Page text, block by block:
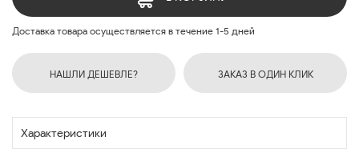
Доставка товара осуществляется в течение 1-5 дней
НАШЛИ ДЕШЕВЛЕ? ЗАКАЗ В ОДИН КЛИК
Характеристики